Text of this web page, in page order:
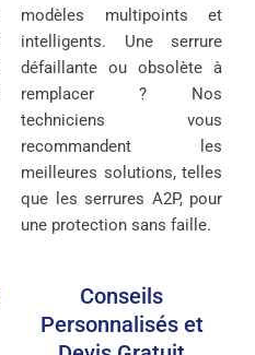
modèles multipoints et
intelligents. Une serrure
défaillante ou obsolète à
remplacer ? Nos
techniciens vous
recommandent les
meilleures solutions, telles
que les serrures A2P, pour
une protection sans faille.
Conseils
Personnalisés et